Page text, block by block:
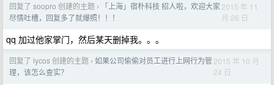
回复了 soopro 创建的主题 ›
「上海」宿朴科技 招人啦，欢迎大家
尽情吐槽，回复多了就爆照！！！
2015 年 11
月 26 日
qq 加过他家掌门，然后某天删掉我。。。
回复了 lycos 创建的主题 › 如果公司偷偷对员工进行上网行为管
理，该怎么查实？
2015 年 10 月
24 日